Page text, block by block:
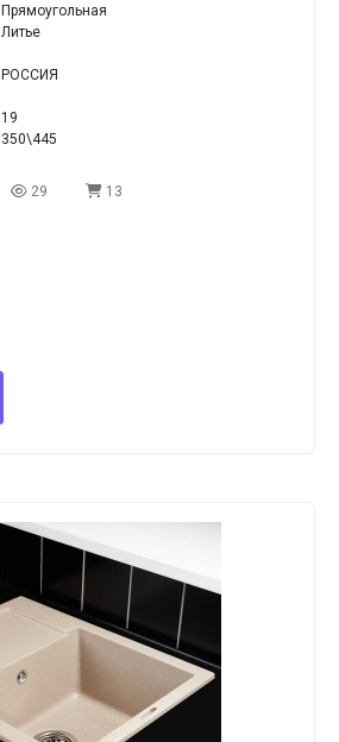
Прямоугольная
Литье
РОССИЯ
19
350\445
29 13